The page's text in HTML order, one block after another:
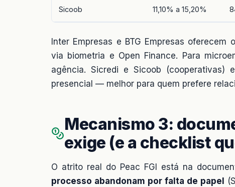
Sicoob 11,10% a 15,20%
Inter Empresas e BTG Empresas
via biometria e Open Finance. Para
agência. Sicredi e Sicoob (cooperativas)
presencial — melhor para quem prefere
Mecanismo 3:
exige (e a checklist
O atrito real do Peac FGI está na
processo abandonam por falta de papel